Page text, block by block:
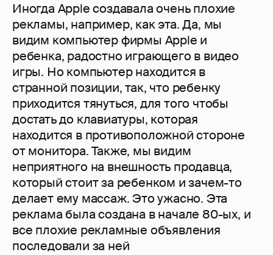
Иногда Apple создавала очень плохие
рекламы, например, как эта. Да, мы
видим компьютер фирмы Apple и
ребенка, радостно играющего в видео
игры. Но компьютер находится в
странной позиции, так, что ребенку
приходится тянуться, для того чтобы
достать до клавиатуры, которая
находится в противоположной стороне
от монитора. Также, мы видим
неприятного на внешность продавца,
который стоит за ребенком и зачем-то
делает ему массаж. Это ужасно. Эта
реклама была создана в начале 80-ых, и
все плохие рекламные объявления
последовали за ней